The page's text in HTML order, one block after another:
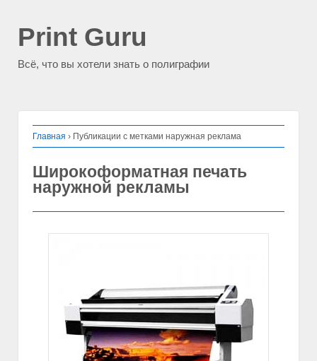
Print Guru
Всё, что вы хотели знать о полиграфии
Главная › Публикации с метками наружная реклама
Широкоформатная печать
наружной рекламы